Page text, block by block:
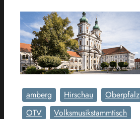
amberg Hirschau Oberpfalz
OTV
Volksmusikstammtisch